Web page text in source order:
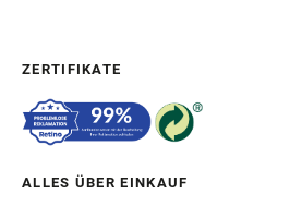
ZERTIFIKATE
ALLES ÜBER EINKAUF